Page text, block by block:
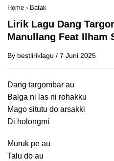
Home › Batak
Lirik Lagu Dang
Manullang Feat Ilham
By bestliriklagu / 7 Juni 2025
Dang targombar au
Balga ni las ni rohakku
Mago situtu do arsakki
Di holongmi
Muruk pe au
Talu do au